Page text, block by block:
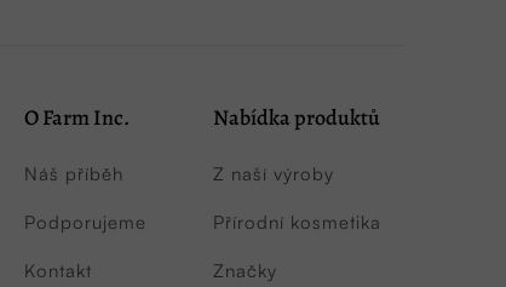
O Farm Inc.
Náš příběh
Podporujeme
Kontakt
Nabídka produktů
Z naší výroby
Přírodní kosmetika
Značky